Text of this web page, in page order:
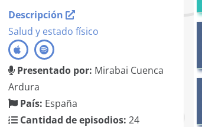
Descripción
Salud y estado físico
Presentado por: Mirabai Cuenca
Ardura
País: España
Cantidad de episodios: 24